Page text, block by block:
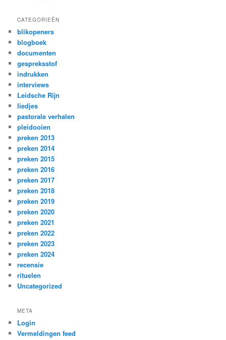
CATEGORIEËN
blikopeners
blogboek
documenten
gespreksstof
indrukken
interviews
Leidsche Rijn
liedjes
pastorale verhalen
pleidooien
preken 2013
preken 2014
preken 2015
preken 2016
preken 2017
preken 2018
preken 2019
preken 2020
preken 2021
preken 2022
preken 2023
preken 2024
recensie
rituelen
Uncategorized
META
Login
Vermeldingen feed